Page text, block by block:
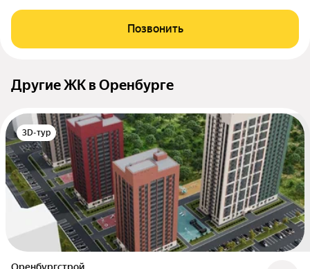
Позвонить
Другие ЖК в Оренбурге
3D-тур